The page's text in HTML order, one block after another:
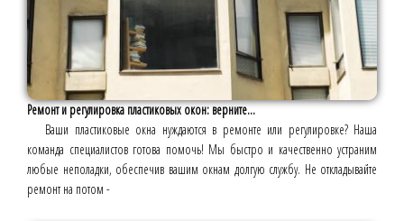
Ремонт и регулировка пластиковых окон: верните...
Ваши пластиковые окна нуждаются в ремонте или регулировке? Наша
команда специалистов готова помочь! Мы быстро и качественно устраним
любые неполадки, обеспечив вашим окнам долгую службу. Не откладывайте
ремонт на потом -